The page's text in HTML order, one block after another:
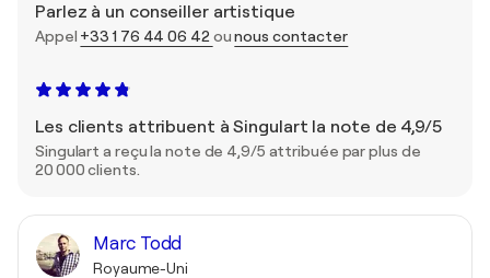
Parlez à un conseiller artistique
Appel +33 1 76 44 06 42 ounous contacter
Les clients attribuent à Singulart la note de 4,9/5
Singulart a reçu la note de 4,9/5 attribuée par plus de
20 000 clients.
Marc Todd
Royaume-Uni